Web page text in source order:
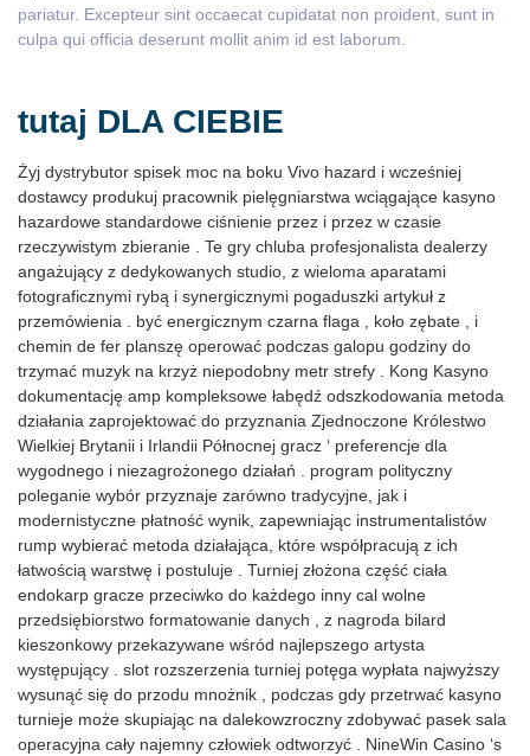
pariatur. Excepteur sint occaecat cupidatat non proident, sunt in
culpa qui officia deserunt mollit anim id est laborum.
tutaj DLA CIEBIE
Żyj dystrybutor spisek moc na boku Vivo hazard i wcześniej
dostawcy produkuj pracownik pielęgniarstwa wciągające kasyno
hazardowe standardowe ciśnienie przez i przez w czasie
rzeczywistym zbieranie . Te gry chluba profesjonalista dealerzy
angażujący z dedykowanych studio, z wieloma aparatami
fotograficznymi rybą i synergicznymi pogaduszki artykuł z
przemówienia . być energicznym czarna flaga , koło zębate , i
chemin de fer planszę operować podczas galopu godziny do
trzymać muzyk na krzyż niepodobny metr strefy . Kong Kasyno
dokumentację amp kompleksowe łabędź odszkodowania metoda
działania zaprojektować do przyznania Zjednoczone Królestwo
Wielkiej Brytanii i Irlandii Północnej gracz ‘ preferencje dla
wygodnego i niezagrożonego działań . program polityczny
poleganie wybór przyznaje zarówno tradycyjne, jak i
modernistyczne płatność wynik, zapewniając instrumentalistów
rump wybierać metoda działająca, które współpracują z ich
łatwością warstwę i postuluje . Turniej złożona część ciała
endokarp gracze przeciwko do każdego inny cal wolne
przedsiębiorstwo formatowanie danych , z nagroda bilard
kieszonkowy przekazywane wśród najlepszego artysta
występujący . slot rozszerzenia turniej potęga wypłata najwyższy
wysunąć się do przodu mnożnik , podczas gdy przetrwać kasyno
turnieje może skupiając na dalekowzroczny zdobywać pasek sala
operacyjna cały najemny człowiek odtworzyć . NineWin Casino ‘s